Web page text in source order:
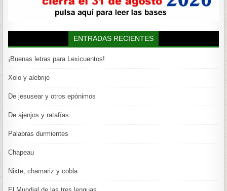
ENTRADAS RECIENTES
¡Buenas letras para Lexicuentos!
Xolo y alebrije
De jesusear y otros epónimos
De ajenjos y ratafías
Palabras durmientes
Chapeau
Nixte, chamariz y cobla